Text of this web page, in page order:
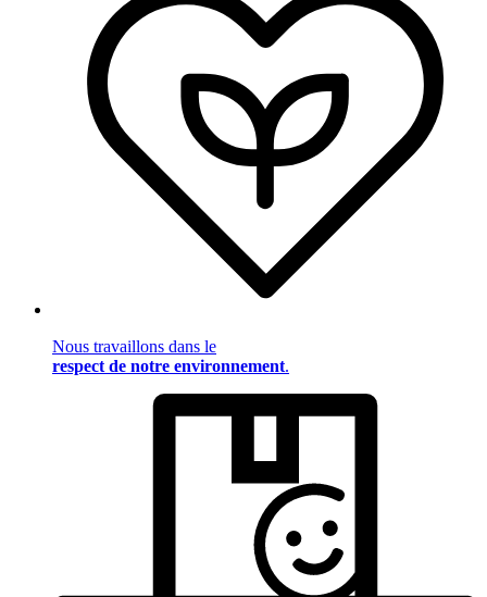
Nous travaillons dans le
respect de notre environnement.